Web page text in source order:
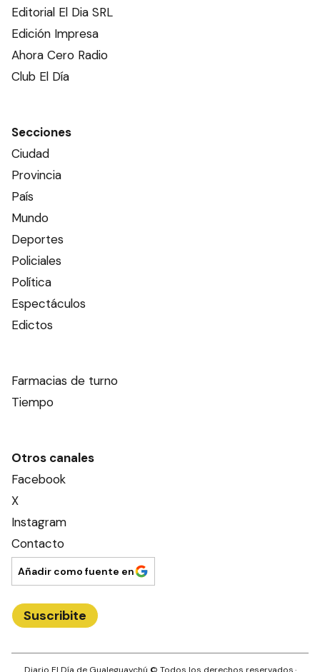
Editorial El Dia SRL
Edición Impresa
Ahora Cero Radio
Club El Día
Secciones
Ciudad
Provincia
País
Mundo
Deportes
Policiales
Política
Espectáculos
Edictos
Farmacias de turno
Tiempo
Otros canales
Facebook
X
Instagram
Contacto
Añadir como fuente en
Suscribite